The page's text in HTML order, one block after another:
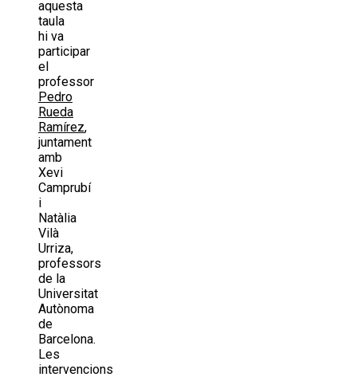
aquesta
taula
hi va
participar
el
professor
Pedro
Rueda
Ramírez,
juntament
amb
Xevi
Camprubí
i
Natàlia
Vilà
Urriza,
professors
de la
Universitat
Autònoma
de
Barcelona.
Les
intervencions